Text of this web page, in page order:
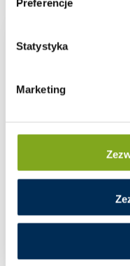
Preferencje
Statystyka
Marketing